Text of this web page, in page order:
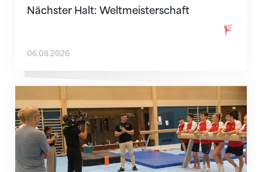
Nächster Halt: Weltmeisterschaft
06.08.2026
Mit klaren Zielen nach Zagreb